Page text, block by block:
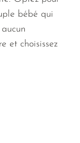
bébé qui
et choisissez